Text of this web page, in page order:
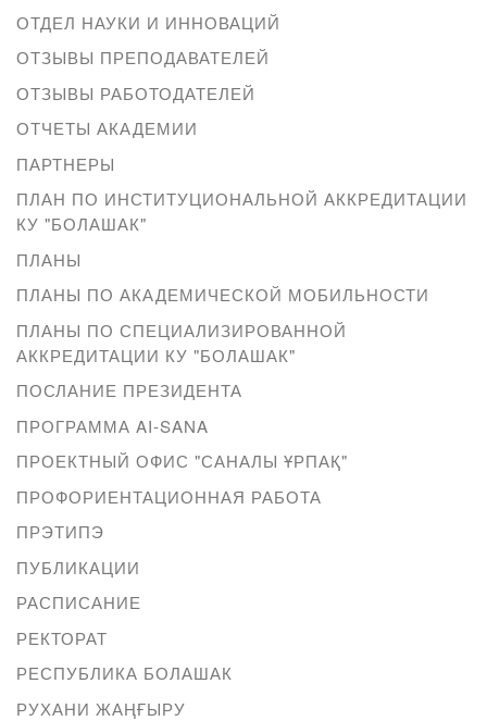
ОТДЕЛ НАУКИ И ИННОВАЦИЙ
ОТЗЫВЫ ПРЕПОДАВАТЕЛЕЙ
ОТЗЫВЫ РАБОТОДАТЕЛЕЙ
ОТЧЕТЫ АКАДЕМИИ
ПАРТНЕРЫ
ПЛАН ПО ИНСТИТУЦИОНАЛЬНОЙ АККРЕДИТАЦИИ
КУ "БОЛАШАК"
ПЛАНЫ
ПЛАНЫ ПО АКАДЕМИЧЕСКОЙ МОБИЛЬНОСТИ
ПЛАНЫ ПО СПЕЦИАЛИЗИРОВАННОЙ
АККРЕДИТАЦИИ КУ "БОЛАШАК"
ПОСЛАНИЕ ПРЕЗИДЕНТА
ПРОГРАММА AI-SANA
ПРОЕКТНЫЙ ОФИС "САНАЛЫ ҰРПАҚ"
ПРОФОРИЕНТАЦИОННАЯ РАБОТА
ПРЭТИПЭ
ПУБЛИКАЦИИ
РАСПИСАНИЕ
РЕКТОРАТ
РЕСПУБЛИКА БОЛАШАК
РУХАНИ ЖАҢҒЫРУ